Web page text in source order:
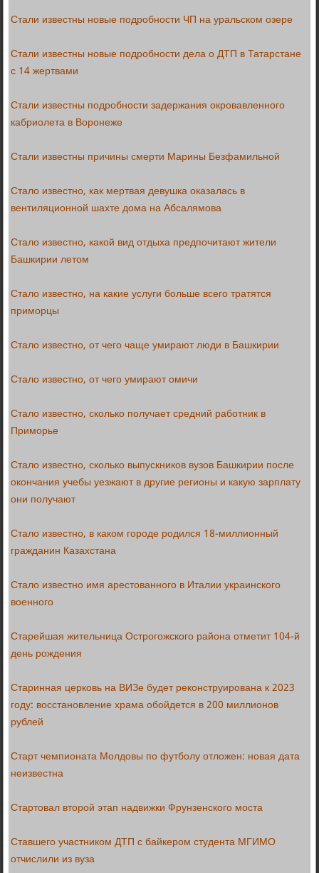
Стали известны новые подробности ЧП на уральском озере
Стали известны новые подробности дела о ДТП в Татарстане
с 14 жертвами
Стали известны подробности задержания окровавленного
кабриолета в Воронеже
Стали известны причины смерти Марины Безфамильной
Стало известно, как мертвая девушка оказалась в
вентиляционной шахте дома на Абсалямова
Стало известно, какой вид отдыха предпочитают жители
Башкирии летом
Стало известно, на какие услуги больше всего тратятся
приморцы
Стало известно, от чего чаще умирают люди в Башкирии
Стало известно, от чего умирают омичи
Стало известно, сколько получает средний работник в
Приморье
Стало известно, сколько выпускников вузов Башкирии после
окончания учебы уезжают в другие регионы и какую зарплату
они получают
Стало известно, в каком городе родился 18-миллионный
гражданин Казахстана
Стало известно имя арестованного в Италии украинского
военного
Старейшая жительница Острогожского района отметит 104-й
день рождения
Старинная церковь на ВИЗе будет реконструирована к 2023
году: восстановление храма обойдется в 200 миллионов
рублей
Старт чемпионата Молдовы по футболу отложен: новая дата
неизвестна
Стартовал второй этап надвижки Фрунзенского моста
Ставшего участником ДТП с байкером студента МГИМО
отчислили из вуза